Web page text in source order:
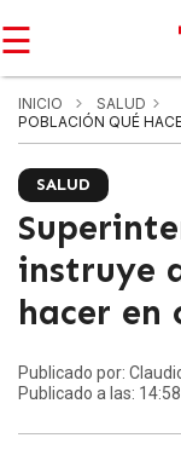
☰
INICIO SALUD
POBLACIÓN QUÉ
SALUD
instruye
hacer en
Publicado por:
Publicado a las: 14:58